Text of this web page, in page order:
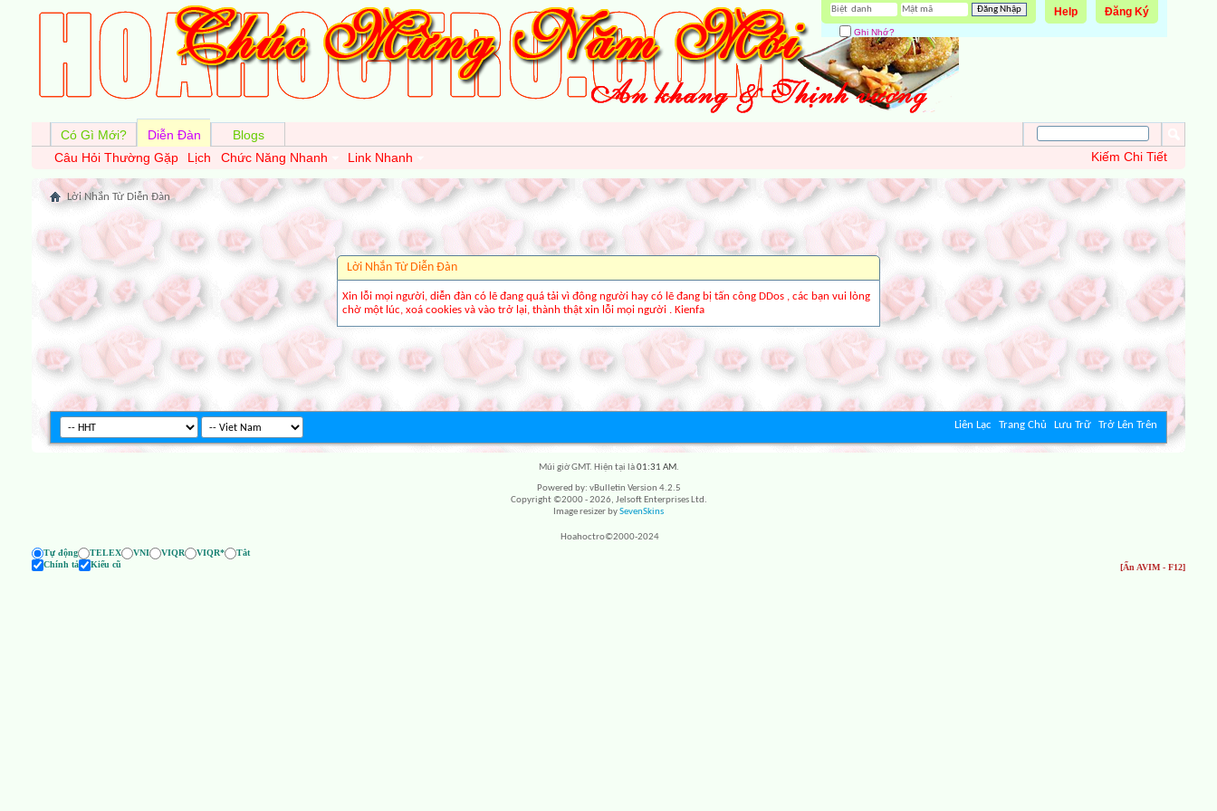
Đăng Ký
Help
Ghi Nhớ?
Có Gì Mới?
Diễn Đàn
Câu Hỏi Thường Gặp
Lịch Chức Năng Nhanh Link Nhanh
Blogs
Kiếm Chi Tiết
Lời Nhắn Từ Diễn Ðàn
Lời Nhắn Từ Diễn Ðàn
Xin lỗi mọi người, diễn đàn có lẽ đang quá tải vì đông người hay có lẽ đang bị tấn công DDos , các bạn vui lòng
chờ một lúc, xoá cookies và vào trở lại, thành thật xin lỗi mọi người . Kienfa
Liên Lạc Trang Chủ Lưu Trữ Trở Lên Trên
Múi giờ GMT. Hiện tại là01:31 AM.
Powered by: vBulletin Version 4.2.5
Copyright ©2000 - 2026, Jelsoft Enterprises Ltd.
Image resizer bySevenSkins
Hoahoctro©2000-2024
Tự động
TELEX VNI VIQR VIQR*
Tắt
[Ẩn AVIM - F12]
Chính tả Kiểu cũ